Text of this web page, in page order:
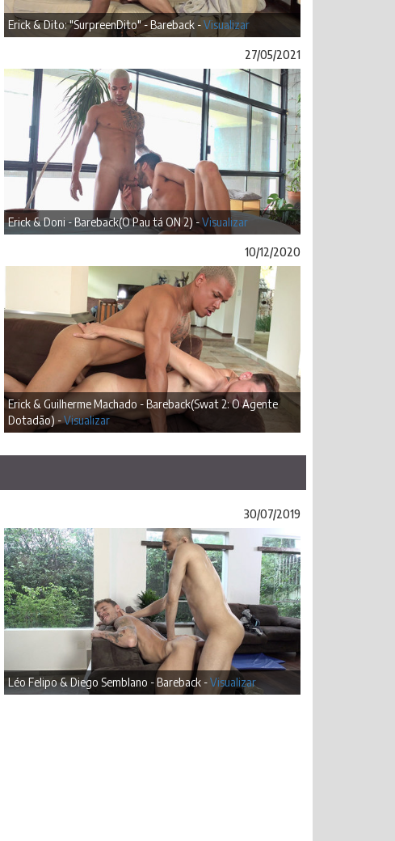
Erick & Dito: "SurpreenDito" - Bareback -Visualizar
27/05/2021
Erick & Doni - Bareback(O Pau tá ON 2) -Visualizar
10/12/2020
Erick & Guilherme Machado - Bareback(Swat 2: O Agente
Dotadão) -Visualizar
30/07/2019
Léo Felipo & Diego Semblano - Bareback -Visualizar